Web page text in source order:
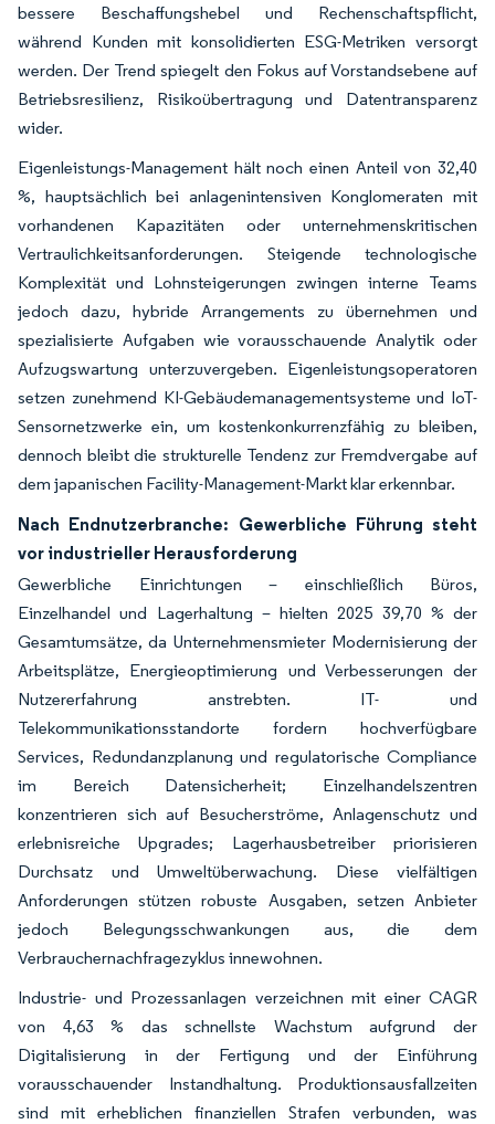
bessere Beschaffungshebel und Rechenschaftspflicht,
während Kunden mit konsolidierten ESG-Metriken versorgt
werden. Der Trend spiegelt den Fokus auf Vorstandsebene auf
Betriebsresilienz, Risikoübertragung und Datentransparenz
wider.
Eigenleistungs-Management hält noch einen Anteil von 32,40
%, hauptsächlich bei anlagenintensiven Konglomeraten mit
vorhandenen Kapazitäten oder unternehmenskritischen
Vertraulichkeitsanforderungen. Steigende technologische
Komplexität und Lohnsteigerungen zwingen interne Teams
jedoch dazu, hybride Arrangements zu übernehmen und
spezialisierte Aufgaben wie vorausschauende Analytik oder
Aufzugswartung unterzuvergeben. Eigenleistungsoperatoren
setzen zunehmend KI-Gebäudemanagementsysteme und IoT-
Sensornetzwerke ein, um kostenkonkurrenzfähig zu bleiben,
dennoch bleibt die strukturelle Tendenz zur Fremdvergabe auf
dem japanischen Facility-Management-Markt klar erkennbar.
Nach Endnutzerbranche: Gewerbliche Führung steht
vor industrieller Herausforderung
Gewerbliche Einrichtungen – einschließlich Büros,
Einzelhandel und Lagerhaltung – hielten 2025 39,70 % der
Gesamtumsätze, da Unternehmensmieter Modernisierung der
Arbeitsplätze, Energieoptimierung und Verbesserungen der
Nutzererfahrung anstrebten. IT- und
Telekommunikationsstandorte fordern hochverfügbare
Services, Redundanzplanung und regulatorische Compliance
im Bereich Datensicherheit; Einzelhandelszentren
konzentrieren sich auf Besucherströme, Anlagenschutz und
erlebnisreiche Upgrades; Lagerhausbetreiber priorisieren
Durchsatz und Umweltüberwachung. Diese vielfältigen
Anforderungen stützen robuste Ausgaben, setzen Anbieter
jedoch Belegungsschwankungen aus, die dem
Verbrauchernachfragezyklus innewohnen.
Industrie- und Prozessanlagen verzeichnen mit einer CAGR
von 4,63 % das schnellste Wachstum aufgrund der
Digitalisierung in der Fertigung und der Einführung
vorausschauender Instandhaltung. Produktionsausfallzeiten
sind mit erheblichen finanziellen Strafen verbunden, was